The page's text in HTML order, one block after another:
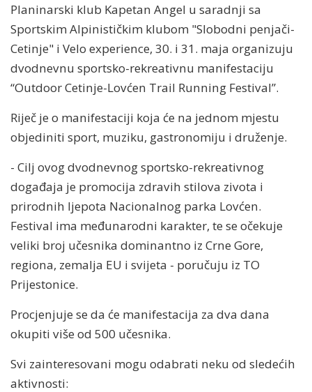
Planinarski klub Kapetan Angel u saradnji sa
Sportskim Alpinističkim klubom "Slobodni penjači-
Cetinje" i Velo experience, 30. i 31. maja organizuju
dvodnevnu sportsko-rekreativnu manifestaciju
“Outdoor Cetinje-Lovćen Trail Running Festival”.
Riječ je o manifestaciji koja će na jednom mjestu
objediniti sport, muziku, gastronomiju i druženje.
- Cilj ovog dvodnevnog sportsko-rekreativnog
događaja je promocija zdravih stilova zivota i
prirodnih ljepota Nacionalnog parka Lovćen.
Festival ima međunarodni karakter, te se očekuje
veliki broj učesnika dominantno iz Crne Gore,
regiona, zemalja EU i svijeta - poručuju iz TO
Prijestonice.
Procjenjuje se da će manifestacija za dva dana
okupiti više od 500 učesnika.
Svi zainteresovani mogu odabrati neku od sledećih
aktivnosti: